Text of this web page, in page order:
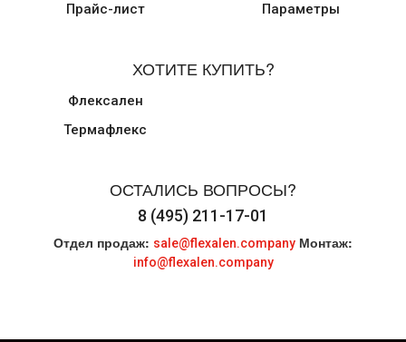
Прайс-лист
Параметры
ХОТИТЕ КУПИТЬ?
Флексален
Термафлекс
ОСТАЛИСЬ ВОПРОСЫ?
8 (495) 211-17-01
Отдел продаж: sale@flexalen.company Монтаж:
info@flexalen.company